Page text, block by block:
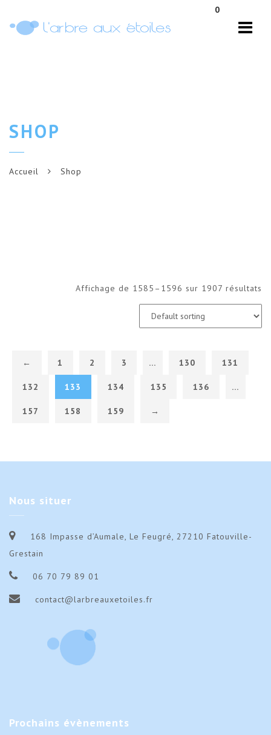
0
SHOP
Accueil Shop
Affichage de 1585–1596 sur 1907 résultats
← 1 2 3 … 130 131
132 133 134 135 136 …
157 158 159 →
Nous situer
168 Impasse d’Aumale, Le Feugré, 27210 Fatouville-
Grestain
06 70 79 89 01
contact@larbreauxetoiles.fr
Prochains évènements